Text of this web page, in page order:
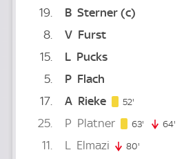
19
B Sterner(c)
8
V Furst
15
L Pucks
5
P Flach
17
A Rieke 52'
25 P Platner 63' 63. minute
64'
11 L Elmazi 80'